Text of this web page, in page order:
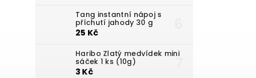
Tang instantní nápoj s
příchutí jahody 30 g
25 Kč
Haribo Zlatý medvídek mini
sáček 1 ks (10g)
3 Kč